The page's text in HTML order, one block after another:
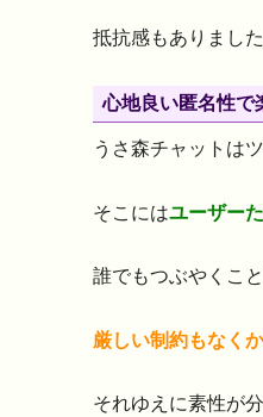
抵抗感もありまし
心地良い匿名性で
うさ森チャットは
そこにはユーザー
誰でもつぶやくこ
厳しい制約もなく
それゆえに素性が